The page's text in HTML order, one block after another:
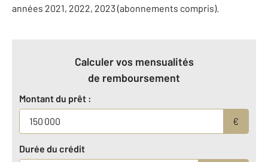
années 2021, 2022, 2023 (abonnements compris).
Calculer vos mensualités
de remboursement
Montant du prêt :
€
Durée du crédit